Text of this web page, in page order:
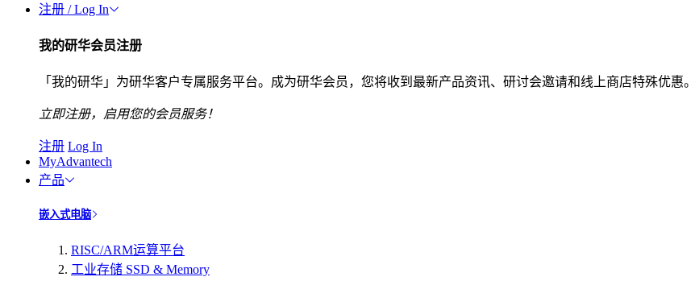
注册 / Log In
我的研华会员注册
「我的研华」为研华客户专属服务平台。成为研华会员，您将收到最新产品资讯、研讨会邀请和线上商店特殊优惠。
立即注册，启用您的会员服务！
注册 Log In
MyAdvantech
产品
嵌入式电脑
RISC/ARM运算平台
工业存储 SSD & Memory